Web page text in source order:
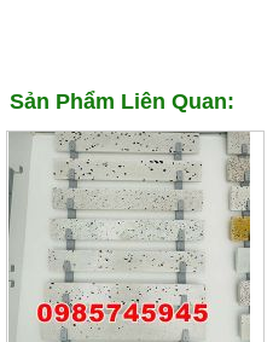
Sản Phẩm Liên Quan: